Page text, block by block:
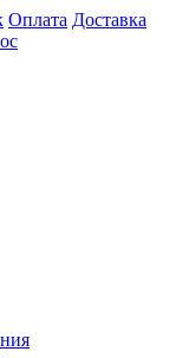
Оплата Доставка